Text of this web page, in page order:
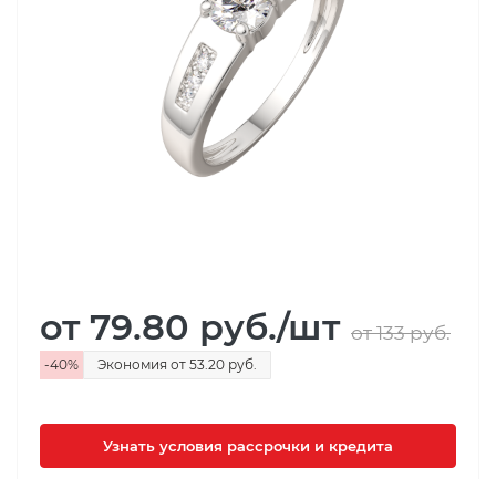
от 79.80 руб./шт от 133руб.
-40% Экономия от 53.20 руб.
Узнать условия рассрочки и кредита